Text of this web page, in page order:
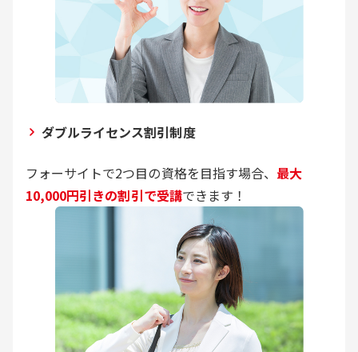
ダブルライセンス割引制度
フォーサイトで2つ目の資格を目指す場合、 最大
10,000円引きの割引で受講できます！